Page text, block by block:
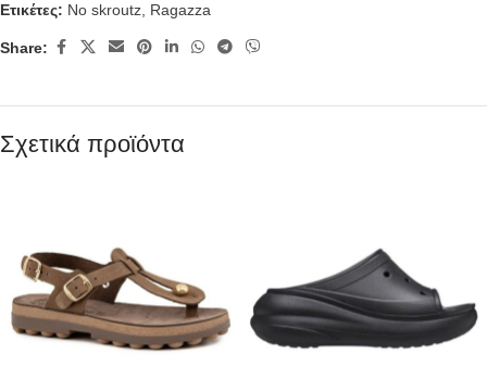
Ετικέτες: No skroutz Ragazza
Share:
Σχετικά προϊόντα